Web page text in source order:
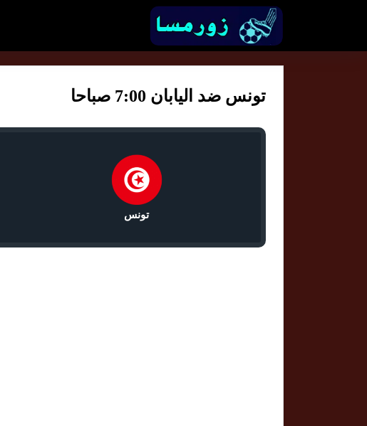
تونس ضد اليابان 7:00 صباحا
تونس